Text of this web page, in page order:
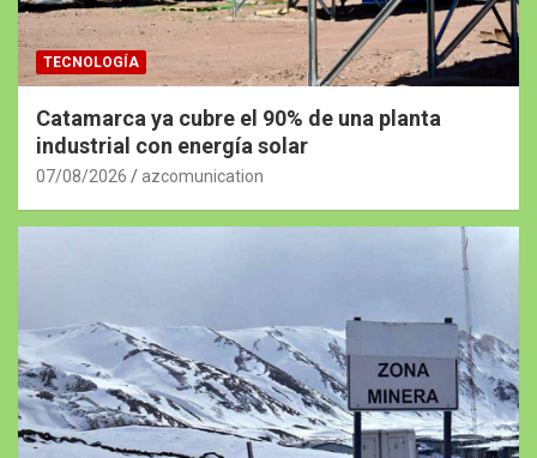
TECNOLOGÍA
Catamarca ya cubre el 90% de una planta
industrial con energía solar
07/08/2026 azcomunication